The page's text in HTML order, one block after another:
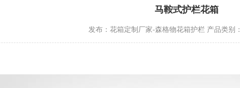
马鞍式护栏花箱
发布：花箱定制厂家-森格物花箱护栏 产品类别：